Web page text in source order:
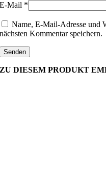
E-Mail *
Name, E-Mail-Adresse und
nächsten Kommentar speichern.
ZU DIESEM PRODUKT